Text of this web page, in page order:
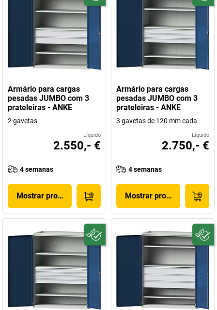
Armário para cargas
pesadas JUMBO com 3
prateleiras - ANKE
2 gavetas
Líquido
2.550,- €
4 semanas
Mostrar produto
Armário para cargas
pesadas JUMBO com 3
prateleiras - ANKE
3 gavetas de 120 mm cada
Líquido
2.750,- €
4 semanas
Mostrar produto